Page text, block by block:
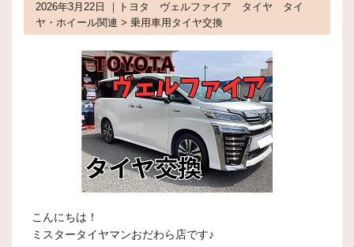
2026年3月22日 ｜トヨタ ヴェルファイア タイヤ タイ
ヤ・ホイール関連 > 乗用車用タイヤ交換
こんにちは！
ミスタータイヤマンおだわら店です♪